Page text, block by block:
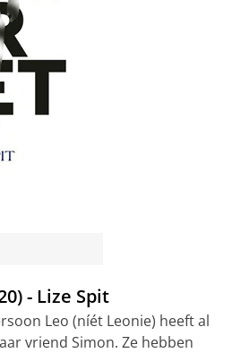
- Lize Spit
Leo (níét Leonie) heeft al
vriend Simon. Ze hebben